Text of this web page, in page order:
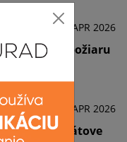
24. APR 2026
vzniku požiaru
16. APR 2026
Vyšnom Klátove